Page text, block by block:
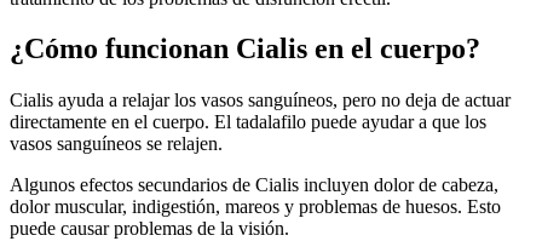
¿Cómo funcionan Cialis en el cuerpo?
Cialis ayuda a relajar los vasos sanguíneos, pero no deja de actuar
directamente en el cuerpo. El tadalafilo puede ayudar a que los
vasos sanguíneos se relajen.
Algunos efectos secundarios de Cialis incluyen dolor de cabeza,
dolor muscular, indigestión, mareos y problemas de huesos. Esto
puede causar problemas de la visión.